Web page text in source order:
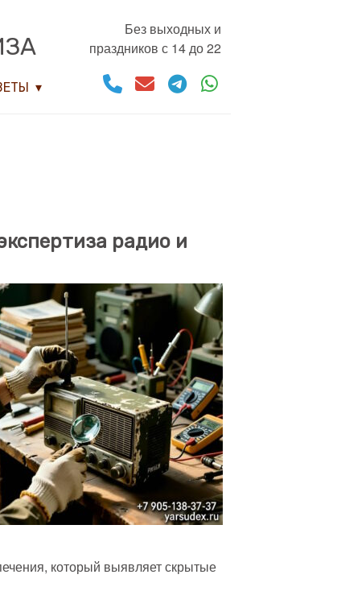
Без выходных и
праздников с 14 до 22
радио и
который выявляет скрытые